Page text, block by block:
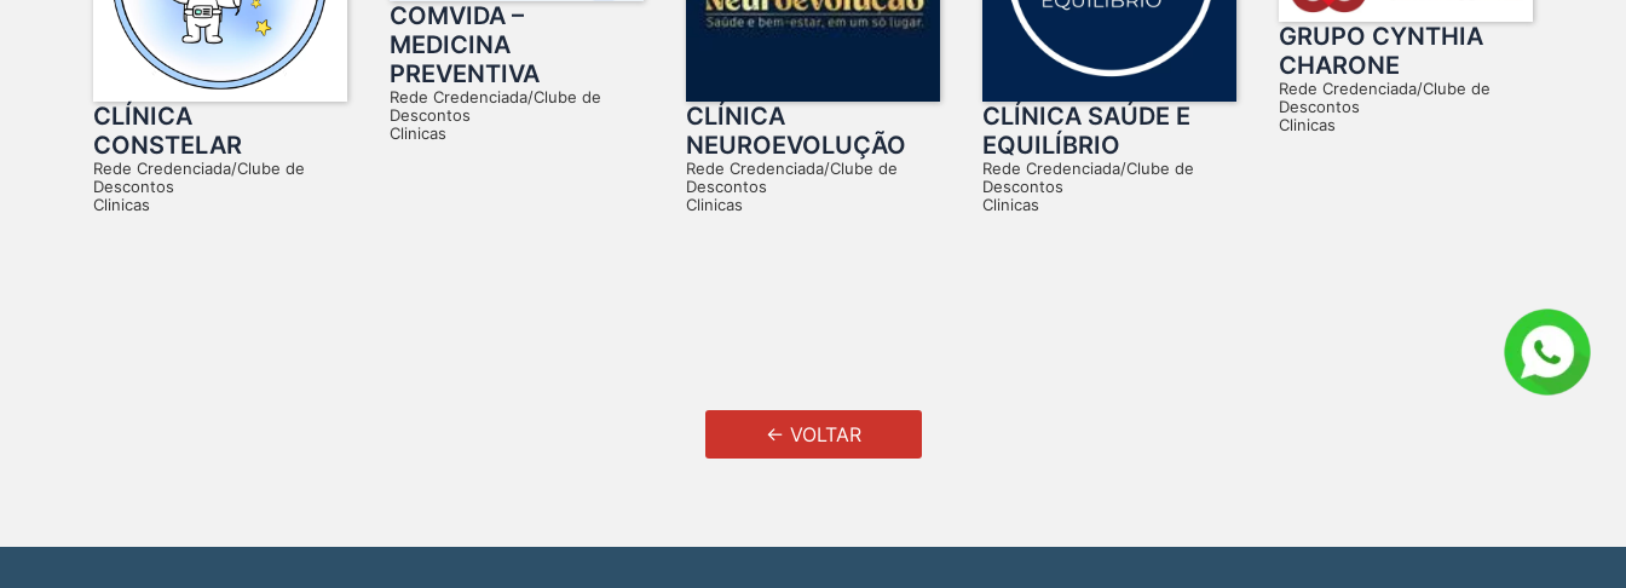
CLÍNICA
CONSTELAR
Rede Credenciada/Clube de
Descontos
Clinicas
COMVIDA –
MEDICINA
PREVENTIVA
Rede Credenciada/Clube de
Descontos
Clinicas
CLÍNICA
NEUROEVOLUÇÃO
Rede Credenciada/Clube de
Descontos
Clinicas
CLÍNICA SAÚDE E
EQUILÍBRIO
Rede Credenciada/Clube de
Descontos
Clinicas
GRUPO CYNTHIA
CHARONE
Rede Credenciada/Clube de
Descontos
Clinicas
← VOLTAR